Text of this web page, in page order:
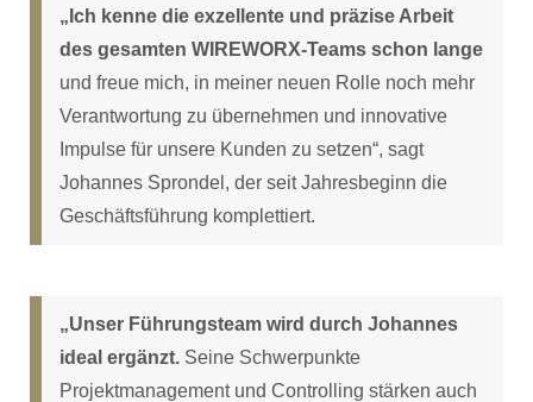
„Ich kenne die exzellente und präzise Arbeit
des gesamten WIREWORX-Teams schon lange
und freue mich, in meiner neuen Rolle noch mehr
Verantwortung zu übernehmen und innovative
Impulse für unsere Kunden zu setzen“, sagt
Johannes Sprondel, der seit Jahresbeginn die
Geschäftsführung komplettiert.
„Unser Führungsteam wird durch Johannes
ideal ergänzt. Seine Schwerpunkte
Projektmanagement und Controlling stärken auch